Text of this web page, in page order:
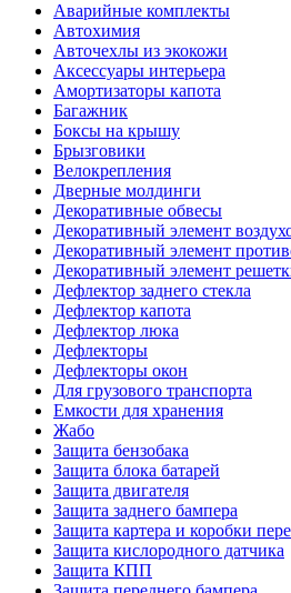
Аварийные комплекты
Автохимия
Авточехлы из экокожи
Аксессуары интерьера
Амортизаторы капота
Багажник
Боксы на крышу
Брызговики
Велокрепления
Дверные молдинги
Декоративные обвесы
Декоративный элемент
Декоративный элемент
Декоративный элемент
Дефлектор заднего стекла
Дефлектор капота
Дефлектор люка
Дефлекторы
Дефлекторы окон
Для грузового транспорта
Емкости для хранения
Жабо
Защита бензобака
Защита блока батарей
Защита двигателя
Защита заднего бампера
Защита картера и коробки
Защита кислородного датчика
Защита КПП